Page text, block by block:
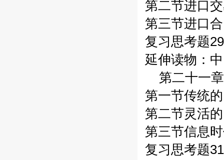
第二节进口
第三节进口
复习思考题
延伸读物：
第二十一
第一节传统
第二节灵活
第三节信息
复习思考题